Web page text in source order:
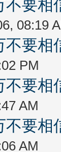
不要相
08:19
不要相
PM
不要相
AM
不要相
AM